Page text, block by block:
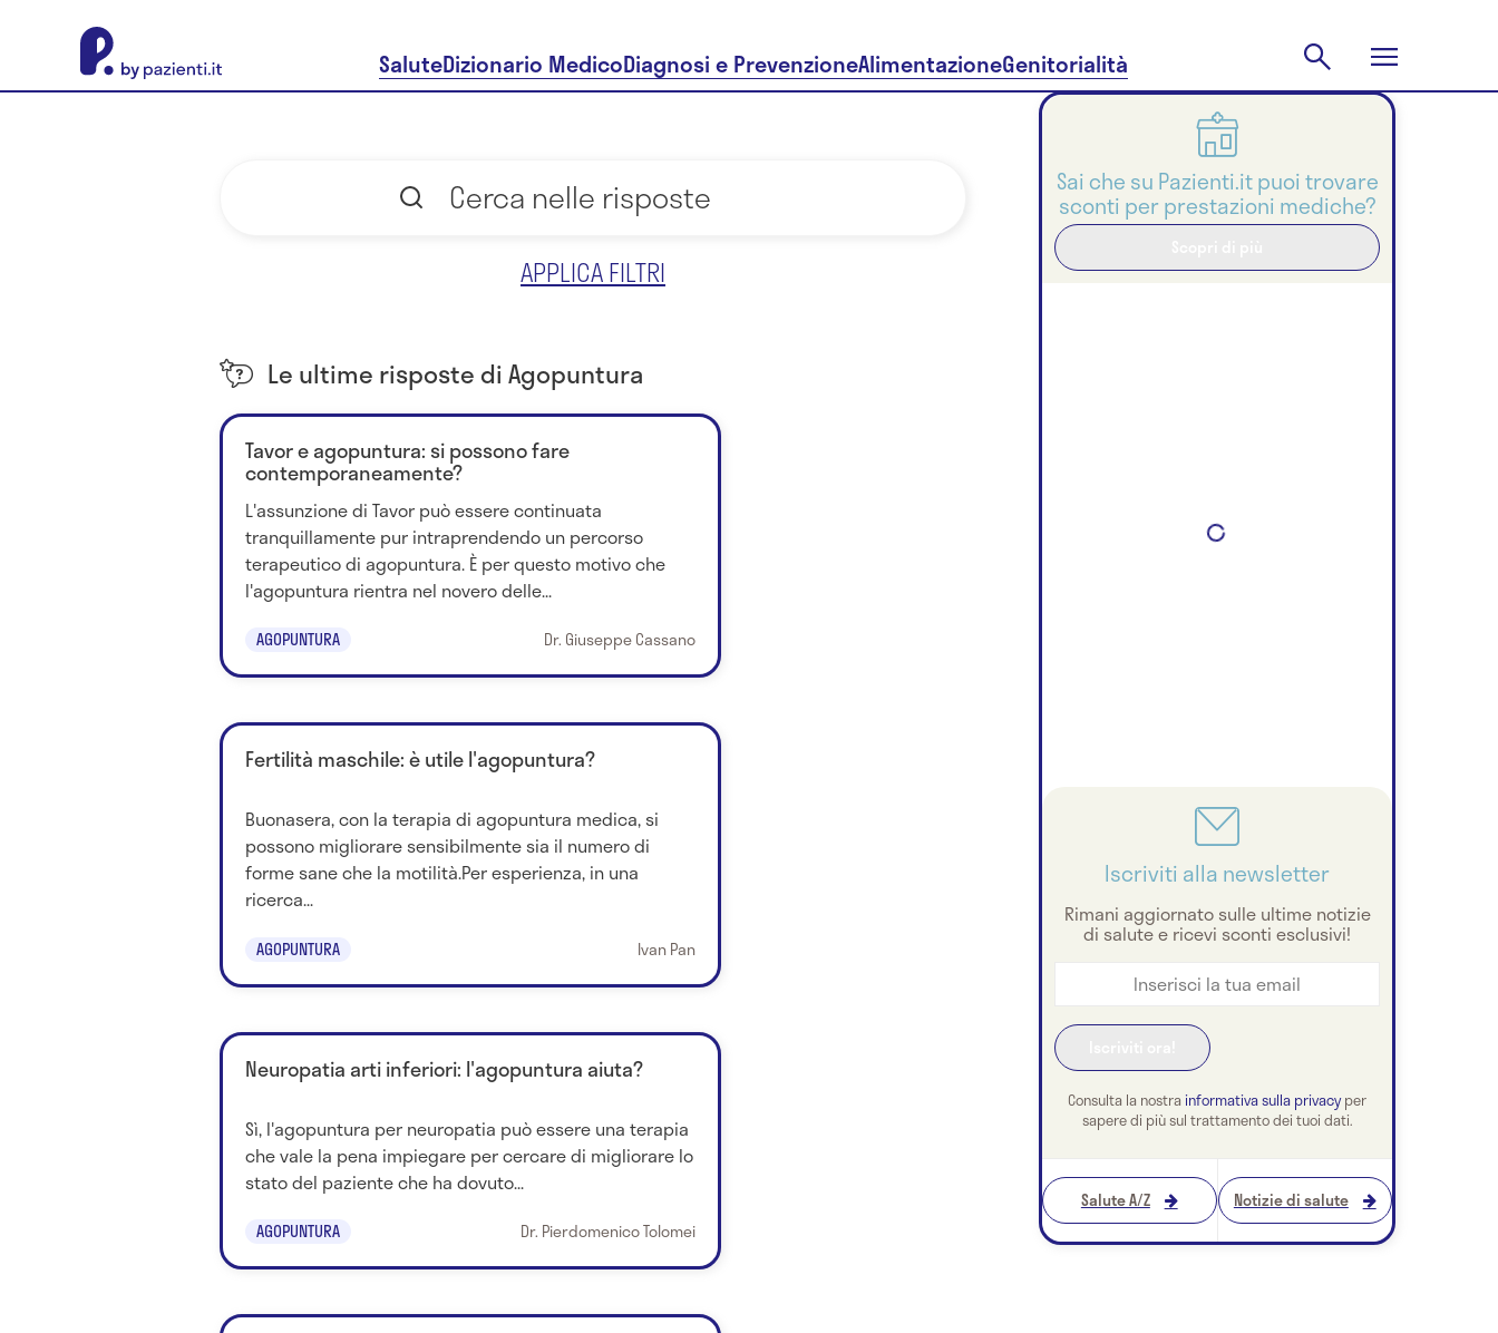
SaluteDizionario MedicoDiagnosi e PrevenzioneAlimentazioneGenitorialità
APPLICA FILTRI
Le ultime risposte di Agopuntura
Tavor e agopuntura: si possono fare
contemporaneamente?
L'assunzione di Tavor può essere continuata
tranquillamente pur intraprendendo un percorso
terapeutico di agopuntura. È per questo motivo che
l'agopuntura rientra nel novero delle...
AGOPUNTURA Dr. Giuseppe Cassano
Fertilità maschile: è utile l'agopuntura?
Buonasera, con la terapia di agopuntura medica, si
possono migliorare sensibilmente sia il numero di
forme sane che la motilità.Per esperienza, in una
ricerca...
AGOPUNTURA Ivan Pan
Neuropatia arti inferiori: l'agopuntura aiuta?
Sì, l'agopuntura per neuropatia può essere una terapia
che vale la pena impiegare per cercare di migliorare lo
stato del paziente che ha dovuto...
AGOPUNTURA Dr. Pierdomenico Tolomei
Sai che su Pazienti.it puoi trovare
sconti per prestazioni mediche?
Iscriviti alla newsletter
Rimani aggiornato sulle ultime notizie
di salute e ricevi sconti esclusivi!
Consulta la nostra informativa sulla privacyper
sapere di più sul trattamento dei tuoi dati.
Salute A/Z Notizie di salute